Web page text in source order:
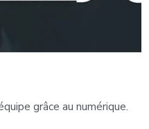
grâce au numérique.